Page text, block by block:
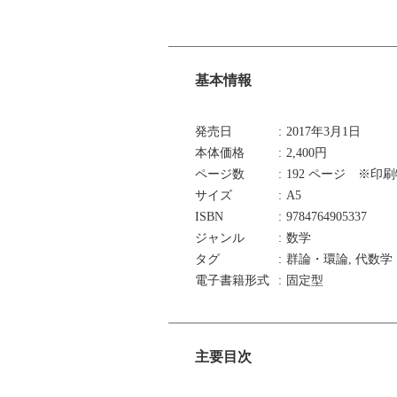
基本情報
発売日
2017年3月1日
本体価格
2,400円
ページ数
192 ページ ※印刷
サイズ
A5
ISBN
9784764905337
ジャンル
数学
タグ
群論・環論, 代数学
電子書籍形式
固定型
主要目次